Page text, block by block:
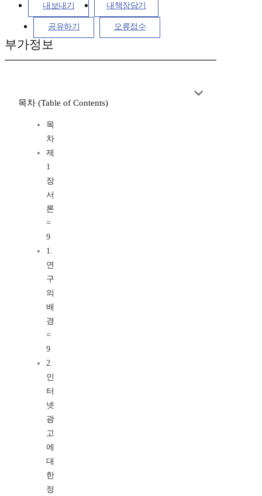
내보내기 내책장담기
공유하기 오류접수
부가정보
목차 (Table of Contents)
목
차
제
1
장
서
론
=
9
1.
연
구
의
배
경
=
9
2.
인
터
넷
광
고
에
대
한
정